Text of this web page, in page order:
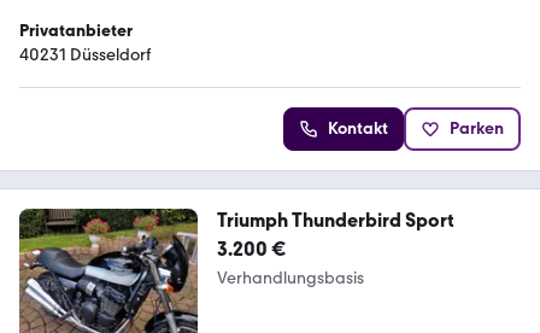
Privatanbieter
40231 Düsseldorf
Kontakt Parken
Triumph Thunderbird Sport
3.200 €
Verhandlungsbasis